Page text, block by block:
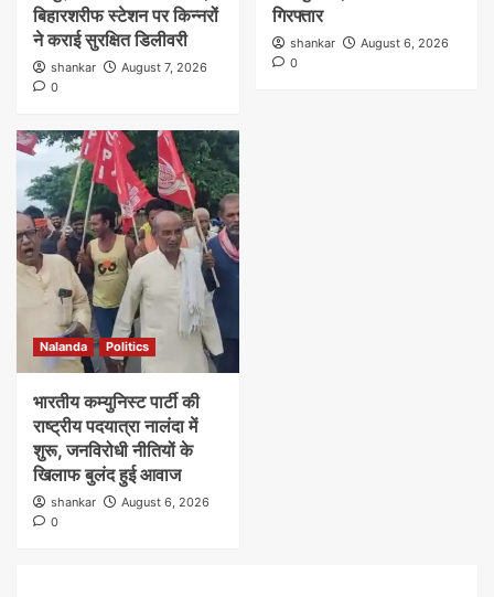
बिहारशरीफ स्टेशन पर किन्नरों
ने कराई सुरक्षित डिलीवरी
shankar
August 7, 2026
0
गिरफ्तार
shankar
August 6, 2026
0
Nalanda Politics
भारतीय कम्युनिस्ट पार्टी की
राष्ट्रीय पदयात्रा नालंदा में
शुरू, जनविरोधी नीतियों के
खिलाफ बुलंद हुई आवाज
shankar
August 6, 2026
0